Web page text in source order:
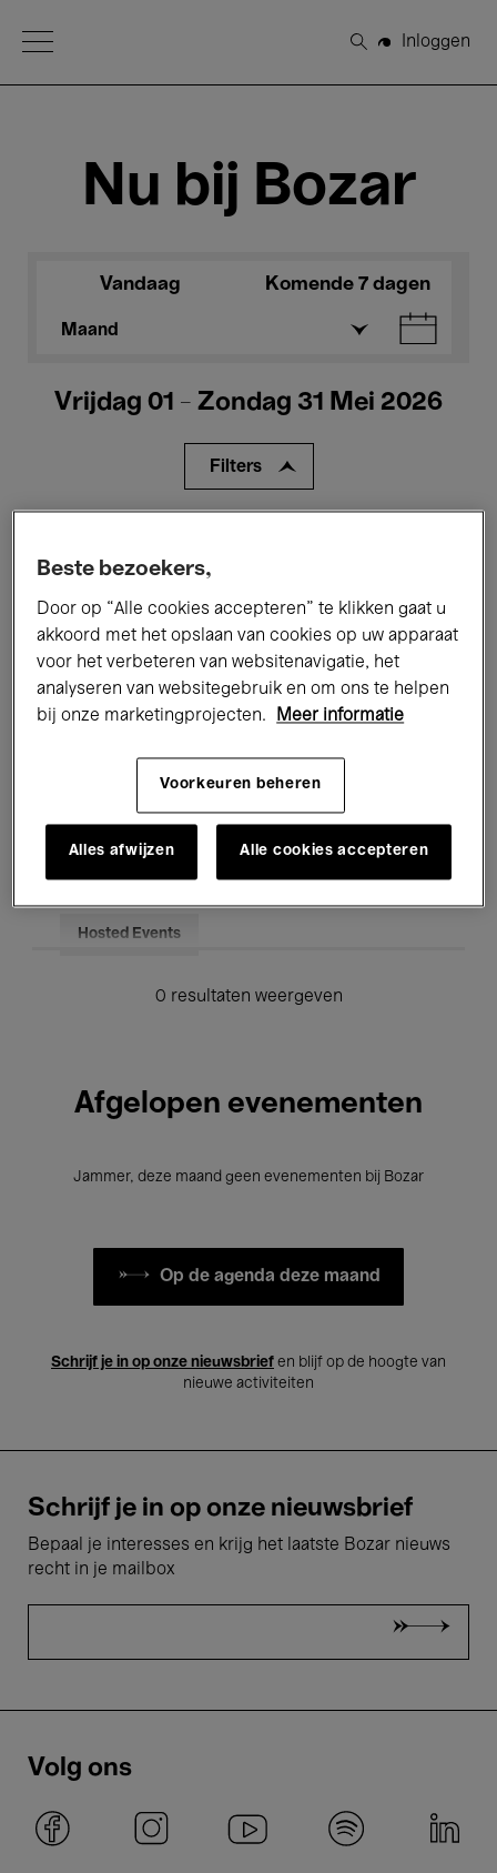
Open Menu
Zoeken
Inloggen
Nu bij Bozar
Vandaag Komende 7 dagen
Maand
Vrijdag 01 - Zondag 31 Mei 2026
Filters
Performances Lezingen & Debatten
Jazz Klassieke Muziek Global Music
Onderwijs Rondleidingen
Hosted Events
0 resultaten weergeven
Afgelopen evenementen
Jammer, deze maand geen evenementen bij Bozar
Op de agenda deze maand
Schrijf je in op onze nieuwsbrief en blijf op de hoogte van
nieuwe activiteiten
Schrijf je in op onze nieuwsbrief
Bepaal je interesses en krijg het laatste Bozar nieuws
recht in je mailbox
Volg ons
Beste bezoekers,
Door op “Alle cookies accepteren” te klikken gaat u
akkoord met het opslaan van cookies op uw apparaat
voor het verbeteren van websitenavigatie, het
analyseren van websitegebruik en om ons te helpen
bij onze marketingprojecten.
Meer informatie
Voorkeuren beheren
Alles afwijzen Alle cookies accepteren